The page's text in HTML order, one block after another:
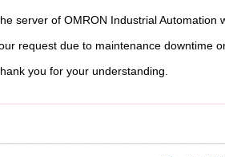
server of OMRON Industrial Automation
request due to maintenance downtime
you for your understanding.